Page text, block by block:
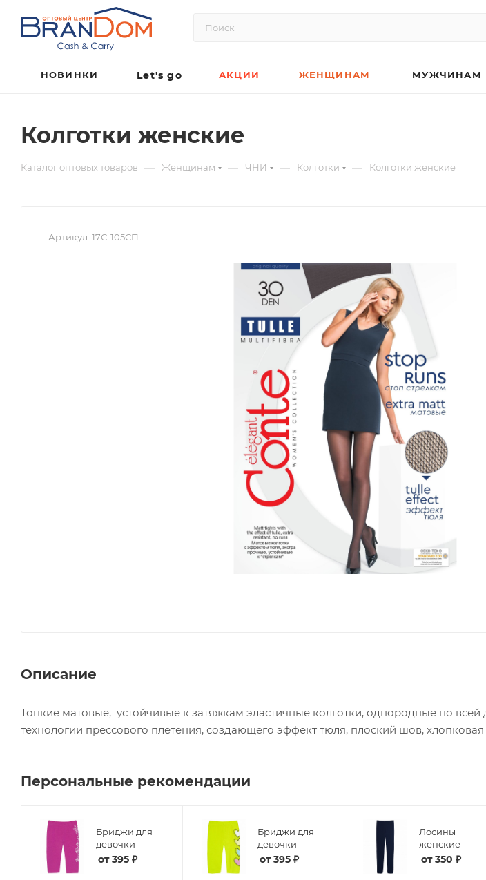
НОВИНКИ Let's go АКЦИИ ЖЕНЩИНАМ МУЖЧИНАМ
Колготки женские
Каталог оптовых товаров — Женщинам — ЧНИ — Колготки — Колготки женские
Артикул: 17С-105СП
Описание
Тонкие матовые, устойчивые к затяжкам эластичные колготки, однородные по всей
технологии прессового плетения, создающего эффект тюля, плоский шов, хлопковая
Персональные рекомендации
Бриджи для
девочки
от395 ₽
Бриджи для
девочки
от395 ₽
Лосины
женские
от350 ₽